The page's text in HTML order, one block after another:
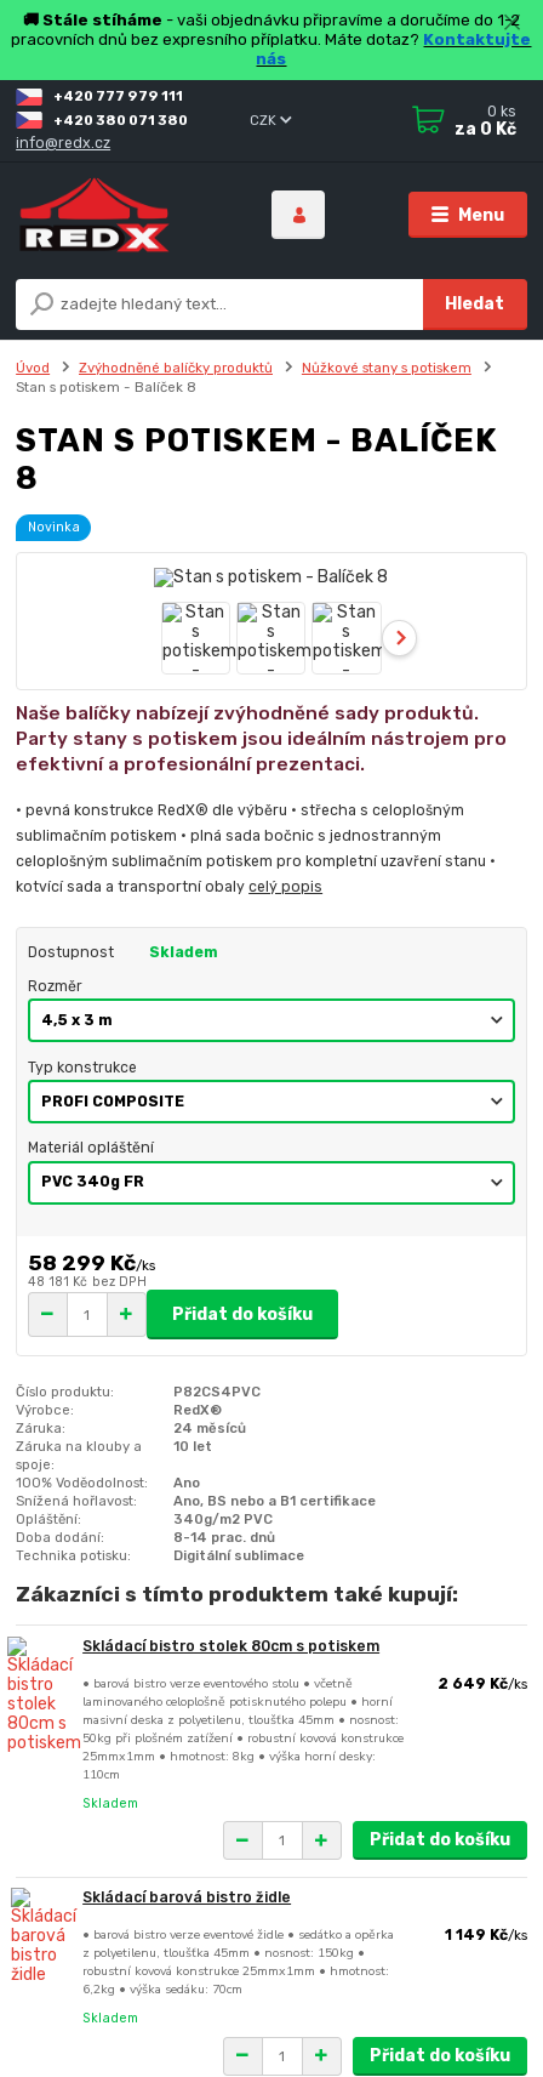
🚚 Stále stíháme - vaši objednávku připravíme a doručíme do 1-2
pracovních dnů bez expresního příplatku. Máte dotaz? Kontaktujte
nás
Menu
CZK
Hledat
+420 777 979 111
+420 380 071 380
info@redx.cz
0 ks
za 0 Kč
Úvod Zvýhodněné balíčky produktů
Nůžkové stany s potiskem
Stan s potiskem - Balíček 8
STAN S POTISKEM - BALÍČEK
8
Novinka
Naše balíčky nabízejí zvýhodněné sady produktů.
Party stany s potiskem jsou ideálním nástrojem pro
efektivní a profesionální prezentaci.
• pevná konstrukce RedX® dle výběru • střecha s celoplošným
sublimačním potiskem • plná sada bočnic s jednostranným
celoplošným sublimačním potiskem pro kompletní uzavření stanu •
kotvící sada a transportní obalycelý popis
Dostupnost Skladem
Rozměr
Typ konstrukce
Materiál opláštění
58 299 Kč/ks
48 181 Kč bez DPH
Přidat do košíku
Číslo produktu:
P82CS4PVC
Výrobce:
RedX®
Záruka:
24 měsíců
Záruka na klouby a
spoje:
10 let
100% Voděodolnost:
Ano
Snížená hořlavost:
Ano, BS nebo a B1 certifikace
Opláštění:
340g/m2 PVC
Doba dodání:
8-14 prac. dnů
Technika potisku:
Digitální sublimace
Zákazníci s tímto produktem také kupují:
Skládací bistro stolek 80cm s potiskem
• barová bistro verze eventového stolu • včetně
laminovaného celoplošně potisknutého polepu • horní
masivní deska z polyetilenu, tloušťka 45mm • nosnost:
50kg při plošném zatížení • robustní kovová konstrukce
25mmx1mm • hmotnost: 8kg • výška horní desky:
110cm
2 649 Kč/ks
Skladem
Přidat do košíku
Skládací barová bistro židle
• barová bistro verze eventové židle • sedátko a opěrka
z polyetilenu, tloušťka 45mm • nosnost: 150kg •
robustní kovová konstrukce 25mmx1mm • hmotnost:
6,2kg • výška sedáku: 70cm
1 149 Kč/ks
Skladem
Přidat do košíku